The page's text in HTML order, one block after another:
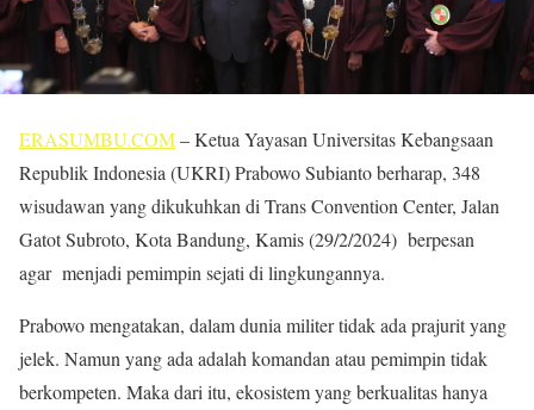
ERASUMBU.COM– Ketua Yayasan Universitas Kebangsaan
Republik Indonesia (UKRI) Prabowo Subianto berharap, 348
wisudawan yang dikukuhkan di Trans Convention Center, Jalan
Gatot Subroto, Kota Bandung, Kamis (29/2/2024) berpesan
agar menjadi pemimpin sejati di lingkungannya.
Prabowo mengatakan, dalam dunia militer tidak ada prajurit yang
jelek. Namun yang ada adalah komandan atau pemimpin tidak
berkompeten. Maka dari itu, ekosistem yang berkualitas hanya